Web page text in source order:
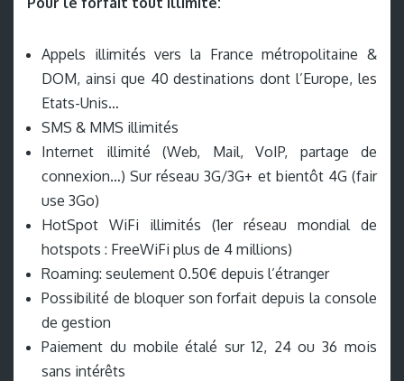
Appels illimités vers la France métropolitaine &
DOM, ainsi que 40 destinations dont l’Europe, les
Etats-Unis…
SMS & MMS illimités
Internet illimité (Web, Mail, VoIP, partage de
connexion…) Sur réseau 3G/3G+ et bientôt 4G (fair
use 3Go)
HotSpot WiFi illimités (1er réseau mondial de
hotspots : FreeWiFi plus de 4 millions)
Roaming: seulement 0.50€ depuis l’étranger
Possibilité de bloquer son forfait depuis la console
de gestion
Paiement du mobile étalé sur 12, 24 ou 36 mois
sans intérêts